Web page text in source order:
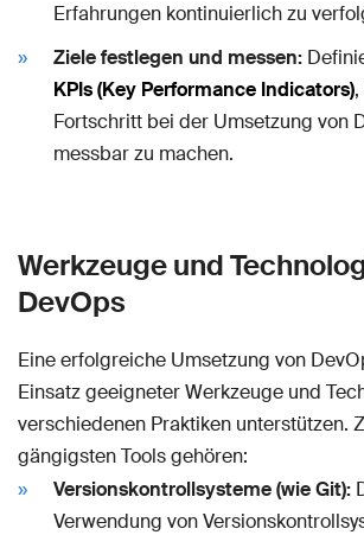
Erfahrungen kontinuierlich zu
Ziele festlegen und messen:
KPIs (Key Performance Indicators)
Fortschritt bei der Umsetzung von
messbar zu machen.
Werkzeuge und
DevOps
Eine erfolgreiche Umsetzung von
Einsatz geeigneter Werkzeuge und
verschiedenen Praktiken unterstützen.
gängigsten Tools gehören:
Versionskontrollsysteme (wie Git):
Verwendung von